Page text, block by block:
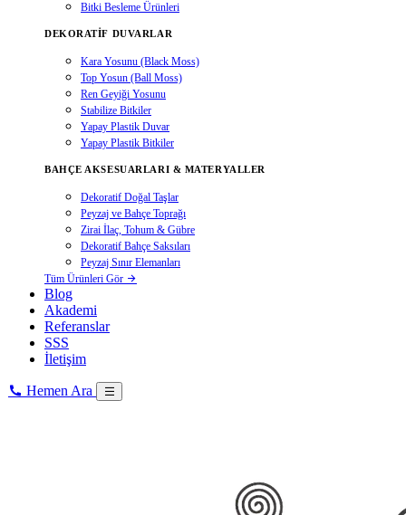
Bitki Besleme Ürünleri
DEKORATIF DUVARLAR
Kara Yosunu (Black Moss)
Top Yosun (Ball Moss)
Ren Geyiği Yosunu
Stabilize Bitkiler
Yapay Plastik Duvar
Yapay Plastik Bitkiler
BAHÇE AKSESUARLARI & MATERYALLER
Dekoratif Doğal Taşlar
Peyzaj ve Bahçe Toprağı
Zirai İlaç, Tohum & Gübre
Dekoratif Bahçe Saksıları
Peyzaj Sınır Elemanları
Tüm Ürünleri Gör
Blog
Akademi
Referanslar
SSS
İletişim
Hemen Ara